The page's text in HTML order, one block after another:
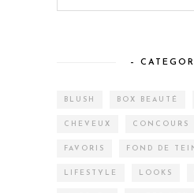
–
BLUSH BOX BEAUTÉ
CHEVEUX CONCOURS
FAVORIS FOND DE
LIFESTYLE LOOKS